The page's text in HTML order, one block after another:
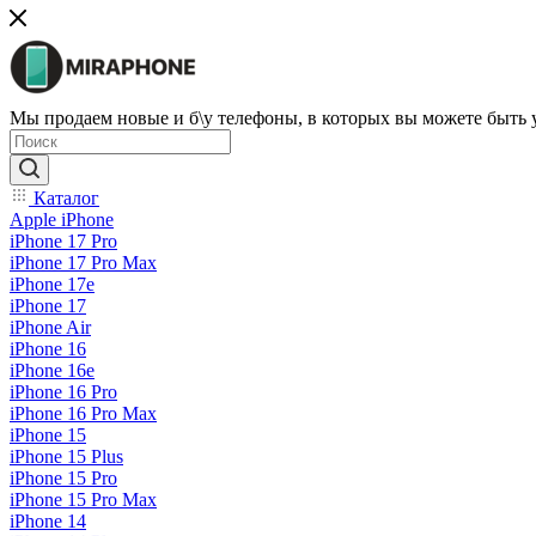
Мы продаем новые и б\у телефоны, в которых вы можете быть
Каталог
Apple iPhone
iPhone 17 Pro
iPhone 17 Pro Max
iPhone 17e
iPhone 17
iPhone Air
iPhone 16
iPhone 16e
iPhone 16 Pro
iPhone 16 Pro Max
iPhone 15
iPhone 15 Plus
iPhone 15 Pro
iPhone 15 Pro Max
iPhone 14